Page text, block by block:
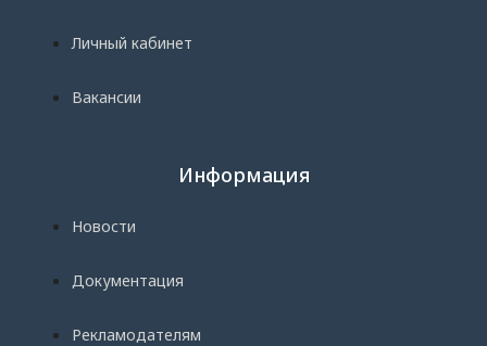
Личный кабинет
Вакансии
Информация
Новости
Документация
Рекламодателям